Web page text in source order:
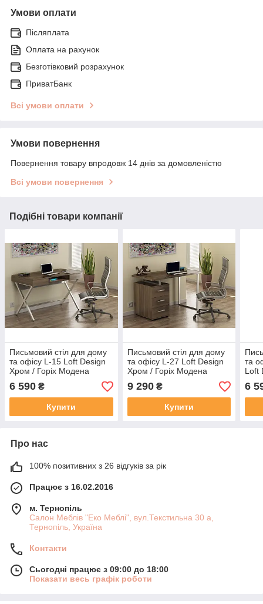
Умови оплати
Післяплата
Оплата на рахунок
Безготівковий розрахунок
ПриватБанк
Всі умови оплати
Умови повернення
Повернення товару впродовж 14 днів за домовленістю
Всі умови повернення
Подібні товари компанії
Письмовий стіл для дому
та офісу L-15 Loft Design
Хром / Горіх Модена
6 590 ₴
Купити
Письмовий стіл для дому
та офісу L-27 Loft Design
Хром / Горіх Модена
9 290₴
Купити
та
Loft
6
Про нас
100% позитивних з 26 відгуків за рік
Працює з 16.02.2016
м. Тернопіль
Салон Меблів "Еко Меблі", вул.Текстильна 30 а,
Тернопіль, Україна
Контакти
Сьогодні працює з 09:00 до 18:00
Показати весь графік роботи